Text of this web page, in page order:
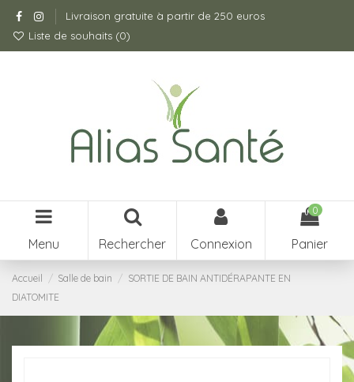
Livraison gratuite à partir de 250 euros
Liste de souhaits (0)
Menu Rechercher Connexion
0
Panier
Accueil Salle de bain
SORTIE DE BAIN ANTIDÉRAPANTE EN
DIATOMITE